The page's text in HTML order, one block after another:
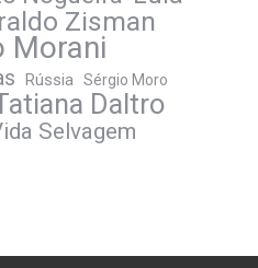
Zisman
Morani
Rússia Sérgio Moro
Daltro
Selvagem